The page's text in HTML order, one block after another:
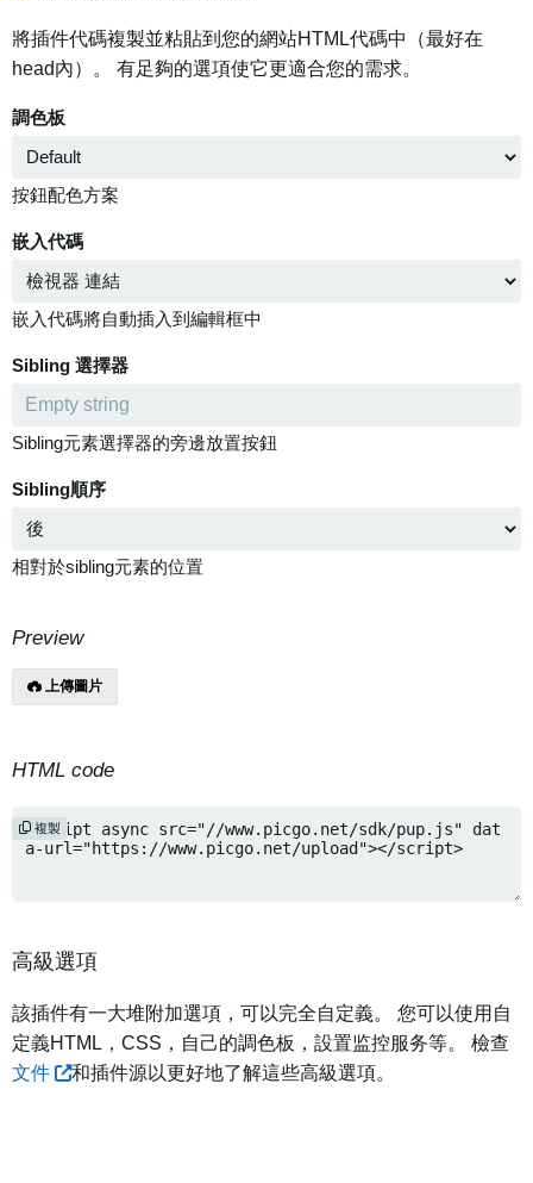
將插件代碼複製並粘貼到您的網站HTML代碼中（最好在
head內）。 有足夠的選項使它更適合您的需求。
調色板
按鈕配色方案
嵌入代碼
嵌入代碼將自動插入到編輯框中
Sibling 選擇器
Sibling元素選擇器的旁邊放置按鈕
Sibling順序
相對於sibling元素的位置
Preview
上傳圖片
HTML code
複製
高級選項
該插件有一大堆附加選項，可以完全自定義。 您可以使用自
定義HTML，CSS，自己的調色板，設置监控服务等。 檢查
文件
和插件源以更好地了解這些高級選項。